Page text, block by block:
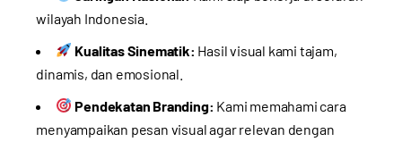
wilayah Indonesia.
Kualitas Sinematik: Hasil visual kami tajam,
dinamis, dan emosional.
Pendekatan Branding: Kami memahami cara
menyampaikan pesan visual agar relevan dengan